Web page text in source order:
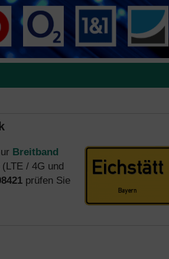
Breitband
(LTE / 4G und
prüfen Sie